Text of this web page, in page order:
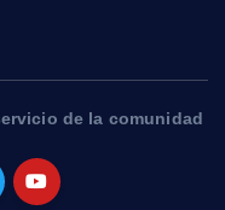
de la comunidad